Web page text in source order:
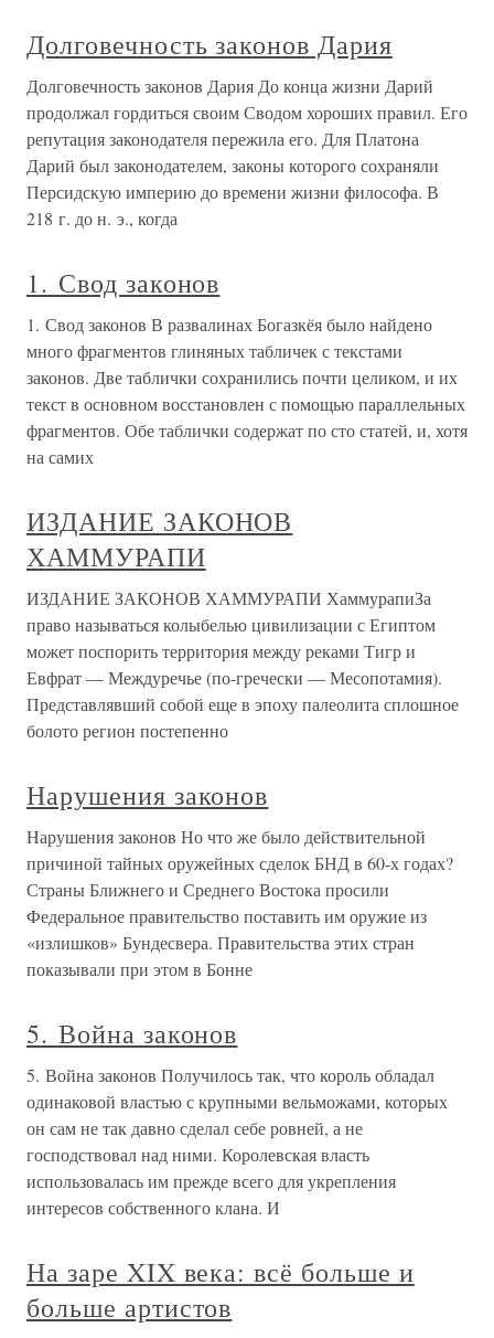
Долговечность законов Дария
Долговечность законов Дария До конца жизни Дарий
продолжал гордиться своим Сводом хороших правил. Его
репутация законодателя пережила его. Для Платона
Дарий был законодателем, законы которого сохраняли
Персидскую империю до времени жизни философа. В
218 г. до н. э., когда
1. Свод законов
1. Свод законов В развалинах Богазкёя было найдено
много фрагментов глиняных табличек с текстами
законов. Две таблички сохранились почти целиком, и их
текст в основном восстановлен с помощью параллельных
фрагментов. Обе таблички содержат по сто статей, и, хотя
на самих
ИЗДАНИЕ ЗАКОНОВ
ХАММУРАПИ
ИЗДАНИЕ ЗАКОНОВ ХАММУРАПИ ХаммурапиЗа
право называться колыбелью цивилизации с Египтом
может поспорить территория между реками Тигр и
Евфрат — Междуречье (по-гречески — Месопотамия).
Представлявший собой еще в эпоху палеолита сплошное
болото регион постепенно
Нарушения законов
Нарушения законов Но что же было действительной
причиной тайных оружейных сделок БНД в 60-х годах?
Страны Ближнего и Среднего Востока просили
Федеральное правительство поставить им оружие из
«излишков» Бундесвера. Правительства этих стран
показывали при этом в Бонне
5. Война законов
5. Война законов Получилось так, что король обладал
одинаковой властью с крупными вельможами, которых
он сам не так давно сделал себе ровней, а не
господствовал над ними. Королевская власть
использовалась им прежде всего для укрепления
интересов собственного клана. И
На заре XIX века: всё больше и
больше артистов